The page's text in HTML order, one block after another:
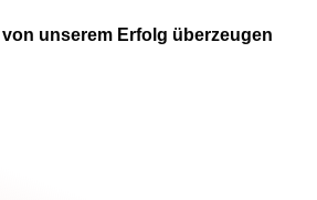
unserem Erfolg überzeugen